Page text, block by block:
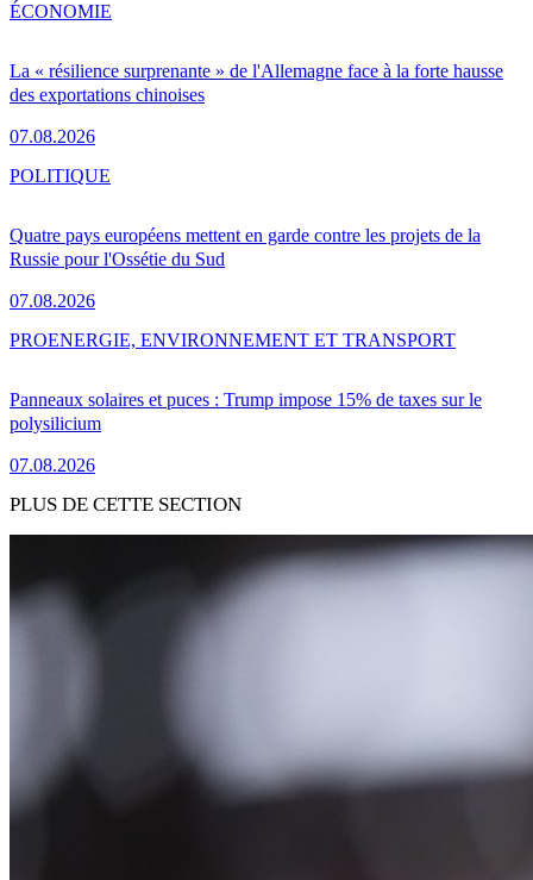
La « résilience surprenante » de l'Allemagne face à la forte hausse
des exportations chinoises
07.08.2026
ÉCONOMIE
Quatre pays européens mettent en garde contre les projets de la
Russie pour l'Ossétie du Sud
07.08.2026
POLITIQUE
Panneaux solaires et puces : Trump impose 15% de taxes sur le
polysilicium
07.08.2026
PROENERGIE, ENVIRONNEMENT ET TRANSPORT
PLUS DE CETTE SECTION